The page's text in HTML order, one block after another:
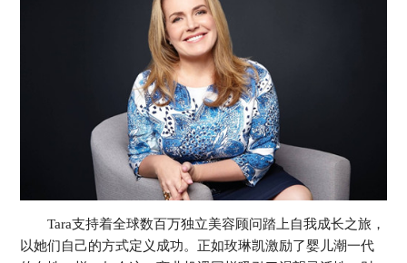
Tara支持着全球数百万独立美容顾问踏上自我成长之旅，
以她们自己的方式定义成功。正如玫琳凯激励了婴儿潮一代
Brazil 巴西
EI Salvador 萨尔瓦多
Mexico 墨西哥
Peru 秘鲁
Belarus 白俄罗斯
Czech Republic 捷克共和国
Germany 德国
Lithuania 立陶宛
Moldova 摩尔多瓦
Netherlands 荷兰
Norway 挪威